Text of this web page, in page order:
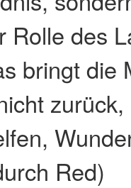
Rolle des
bringt die
Red)